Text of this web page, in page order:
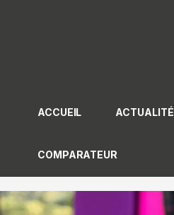
ACCUEIL ACTUALITÉ
COMPARATEUR